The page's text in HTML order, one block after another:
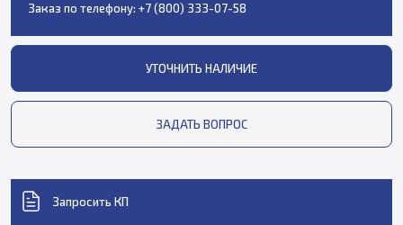
Заказ по телефону: +7 (800) 333-07-58
УТОЧНИТЬ НАЛИЧИЕ
ЗАДАТЬ ВОПРОС
Запросить КП